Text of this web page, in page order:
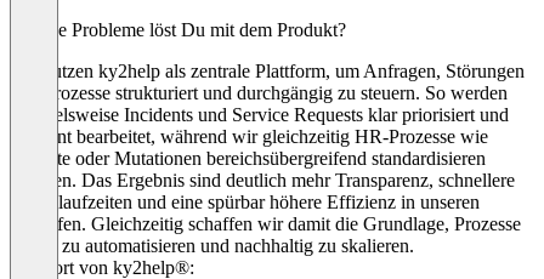
Welche Probleme löst Du mit dem Produkt?
Wir nutzen ky2help als zentrale Plattform, um Anfragen, Störungen
und Prozesse strukturiert und durchgängig zu steuern. So werden
beispielsweise Incidents und Service Requests klar priorisiert und
effizient bearbeitet, während wir gleichzeitig HR-Prozesse wie
Eintritte oder Mutationen bereichsübergreifend standardisieren
konnten. Das Ergebnis sind deutlich mehr Transparenz, schnellere
Durchlaufzeiten und eine spürbar höhere Effizienz in unseren
Abläufen. Gleichzeitig schaffen wir damit die Grundlage, Prozesse
weiter zu automatisieren und nachhaltig zu skalieren.
Antwort von ky2help®: